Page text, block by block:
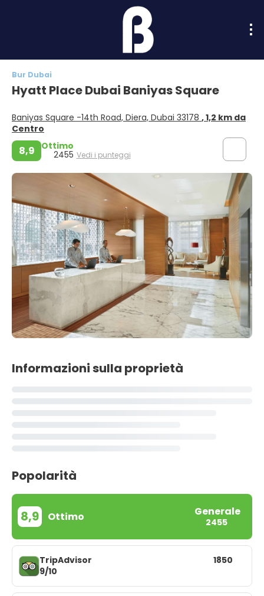
Bur Dubai
Hyatt Place Dubai Baniyas Square
Baniyas Square -14th Road, Diera, Dubai 33178 , 1,2 km da
Centro
8,9 Ottimo
2455 Vedi i punteggi
Informazioni sulla proprietà
Popolarità
8,9 Ottimo Generale
2455
TripAdvisor
9/10
1850